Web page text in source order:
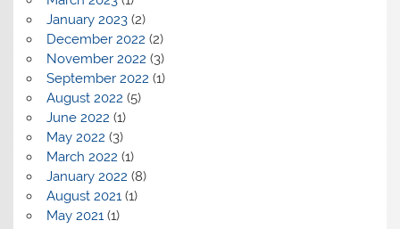
January 2023(2)
December 2022 (2)
November 2022 (3)
September 2022 (1)
August 2022 (5)
June 2022 (1)
May 2022 (3)
March 2022 (1)
January 2022 (8)
August 2021(1)
May 2021(1)